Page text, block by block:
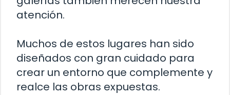
atención.
Muchos de estos lugares han sido
diseñados con gran cuidado para
crear un entorno que complemente y
realce las obras expuestas.